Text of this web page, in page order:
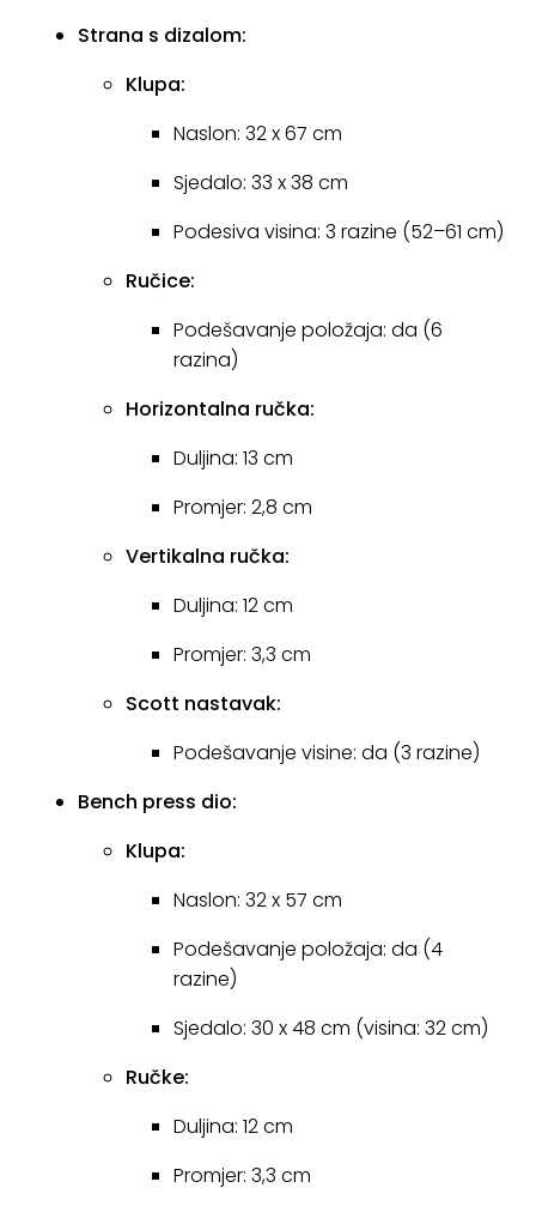
Strana s dizalom:
Klupa:
Naslon: 32 x 67 cm
Sjedalo: 33 x 38 cm
Podesiva visina: 3 razine (52–61 cm)
Ručice:
Podešavanje položaja: da (6
razina)
Horizontalna ručka:
Duljina: 13 cm
Promjer: 2,8 cm
Vertikalna ručka:
Duljina: 12 cm
Promjer: 3,3 cm
Scott nastavak:
Podešavanje visine: da (3 razine)
Bench press dio:
Klupa:
Naslon: 32 x 57 cm
Podešavanje položaja: da (4
razine)
Sjedalo: 30 x 48 cm (visina: 32 cm)
Ručke:
Duljina: 12 cm
Promjer: 3,3 cm